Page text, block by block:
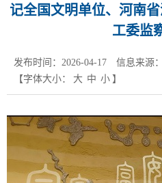
记全国文明单位、河南
工委监
发布时间：2026-04-17
信息来源
【字体大小：
大 中 小 】